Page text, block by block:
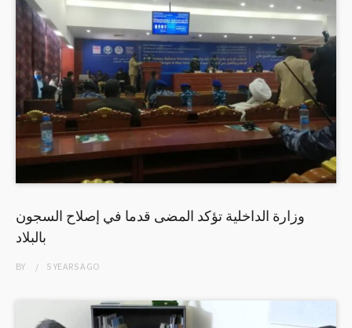
وزارة الداخلية تؤكد المضى قدما في إصلاح السجون
بالبلاد
BY 5 YEARSAGO